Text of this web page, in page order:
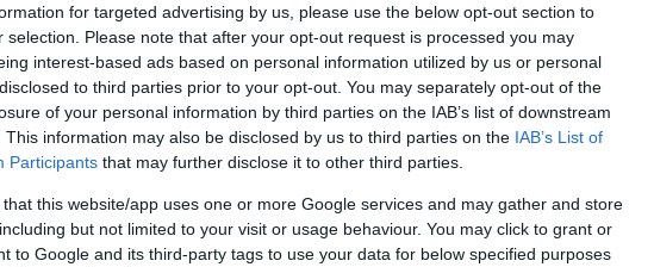
for targeted advertising by us, please use the below opt-out section to
selection. Please note that after your opt-out request is processed you may
interest-based ads based on personal information utilized by us or personal
to third parties prior to your opt-out. You may separately opt-out of the
of your personal information by third parties on the IAB’s list of downstream
This information may also be disclosed by us to third parties on the IAB’s List of
Participants that may further disclose it to other third parties.
that this website/app uses one or more Google services and may gather and store
but not limited to your visit or usage behaviour. You may click to grant or
to Google and its third-party tags to use your data for below specified purposes
quello che c’è da sapere su questomust-